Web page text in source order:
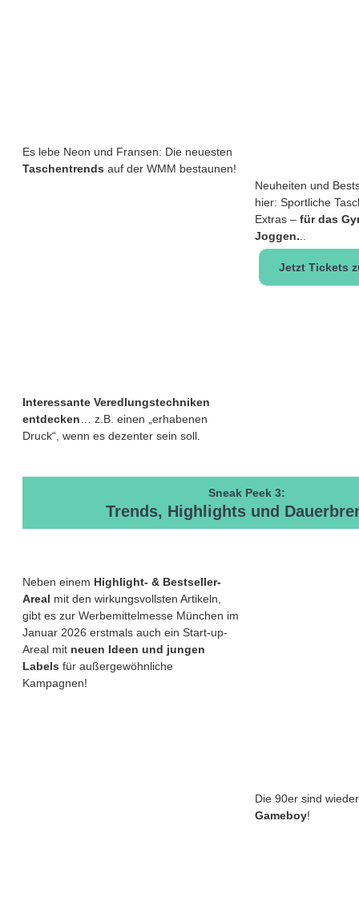
Es lebe Neon und Fransen: Die neuesten
Taschentrends auf der WMM bestaunen!
Interessante Veredlungstechniken
entdecken … z.B. einen „erhabenen
Druck“, wenn es dezenter sein soll.
Neuheiten und
hier: Sportliche
Extras – für das
Joggen.
Jetzt Tickets
Sneak Peek 3:
Trends, Highlights und
Neben einem Highlight- & Bestseller-
Areal mit den wirkungsvollsten Artikeln,
gibt es zur Werbemittelmesse München im
Januar 2026 erstmals auch ein Start-up-
Areal mit neuen Ideen und jungen
Labels für außergewöhnliche
Kampagnen!
Die 90er sind
Gameboy!